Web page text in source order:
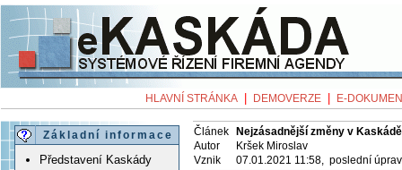
HLAVNÍ STRÁNKA DEMOVERZE E-
Základní informace
Představení Kaskády
Článek
Nejzásadnější změny v
Autor
Kršek Miroslav
Vznik
07.01.2021 11:58, poslední